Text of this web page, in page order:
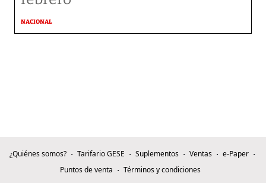
NACIONAL
¿Quiénes somos? Tarifario GESE Suplementos Ventas
e-Paper
Puntos de venta
Términos y condiciones